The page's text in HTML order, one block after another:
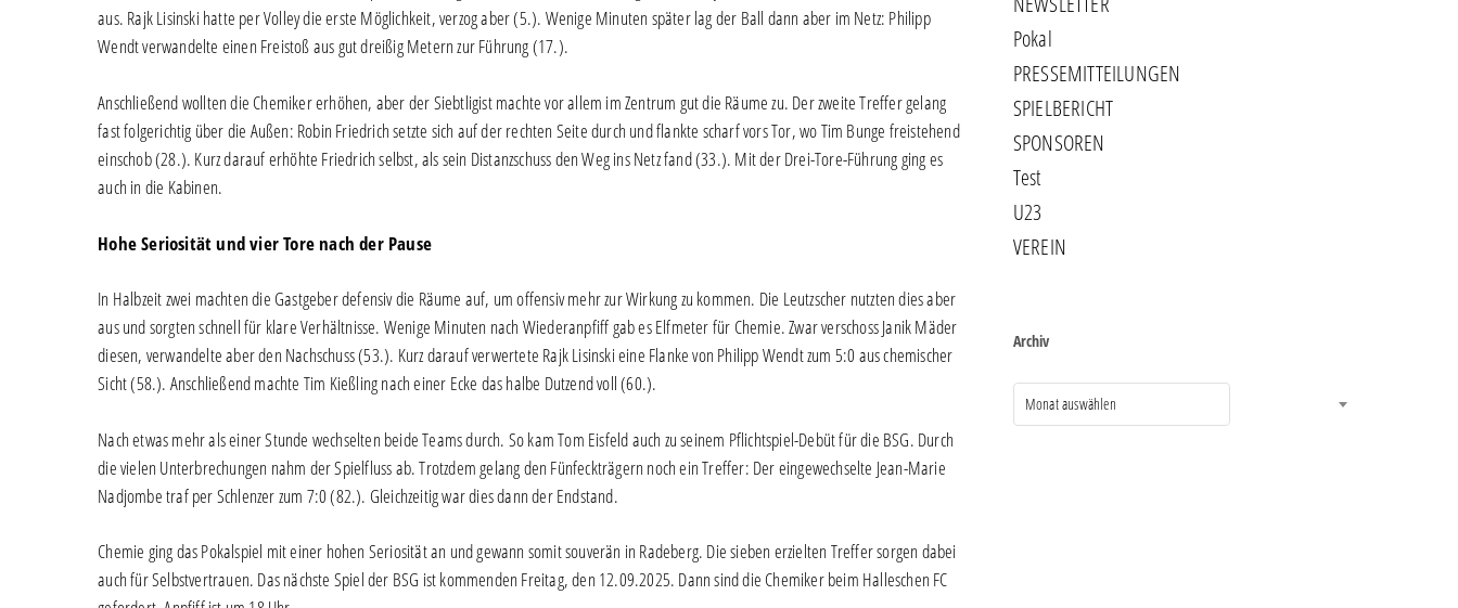
aus. Rajk Lisinski hatte per Volley die erste Möglichkeit, verzog aber (5.). Wenige Minuten später lag der Ball dann aber im Netz: Philipp
Wendt verwandelte einen Freistoß aus gut dreißig Metern zur Führung (17.).
Anschließend wollten die Chemiker erhöhen, aber der Siebtligist machte vor allem im Zentrum gut die Räume zu. Der zweite Treffer gelang
fast folgerichtig über die Außen: Robin Friedrich setzte sich auf der rechten Seite durch und flankte scharf vors Tor, wo Tim Bunge freistehend
einschob (28.). Kurz darauf erhöhte Friedrich selbst, als sein Distanzschuss den Weg ins Netz fand (33.). Mit der Drei-Tore-Führung ging es
auch in die Kabinen.
Hohe Seriosität und vier Tore nach der Pause
In Halbzeit zwei machten die Gastgeber defensiv die Räume auf, um offensiv mehr zur Wirkung zu kommen. Die Leutzscher nutzten dies aber
aus und sorgten schnell für klare Verhältnisse. Wenige Minuten nach Wiederanpfiff gab es Elfmeter für Chemie. Zwar verschoss Janik Mäder
diesen, verwandelte aber den Nachschuss (53.). Kurz darauf verwertete Rajk Lisinski eine Flanke von Philipp Wendt zum 5:0 aus chemischer
Sicht (58.). Anschließend machte Tim Kießling nach einer Ecke das halbe Dutzend voll (60.).
Nach etwas mehr als einer Stunde wechselten beide Teams durch. So kam Tom Eisfeld auch zu seinem Pflichtspiel-Debüt für die BSG. Durch
die vielen Unterbrechungen nahm der Spielfluss ab. Trotzdem gelang den Fünfeckträgern noch ein Treffer: Der eingewechselte Jean-Marie
Nadjombe traf per Schlenzer zum 7:0 (82.). Gleichzeitig war dies dann der Endstand.
Chemie ging das Pokalspiel mit einer hohen Seriosität an und gewann somit souverän in Radeberg. Die sieben erzielten Treffer sorgen dabei
auch für Selbstvertrauen. Das nächste Spiel der BSG ist kommenden Freitag, den 12.09.2025. Dann sind die Chemiker beim Halleschen FC
Pokal
PRESSEMITTEILUNGEN
SPIELBERICHT
SPONSOREN
Test
U23
VEREIN
Archiv
Monat auswählen